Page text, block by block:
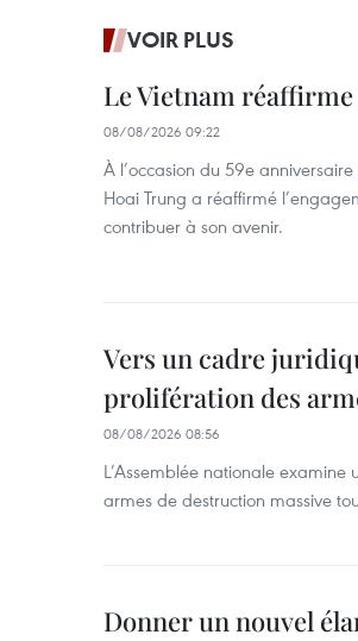
VOIR PLUS
Le Vietnam
08/08/2026 09:22
À l’occasion du 59e
Hoai Trung a réaffirmé
contribuer à son avenir.
Vers un cadre
prolifération des
08/08/2026 08:56
L’Assemblée nationale
armes de destruction massive
Donner un nouvel